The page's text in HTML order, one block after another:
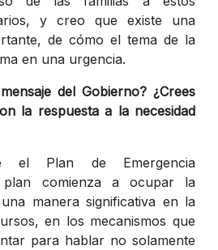
y creo que existe una
de cómo el tema de la
en una urgencia.
del Gobierno? ¿Crees
la respuesta a la necesidad
el Plan de Emergencia
plan comienza a ocupar la
manera significativa en la
en los mecanismos que
para hablar no solamente